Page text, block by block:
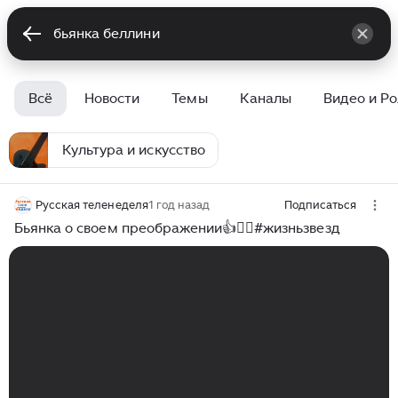
Всё Новости Темы Каналы Видео и
Культура и искусство
Русская теленеделя1 год назад Подписаться
Бьянка о своем преображении👍❤️‍🔥#жизньзвезд